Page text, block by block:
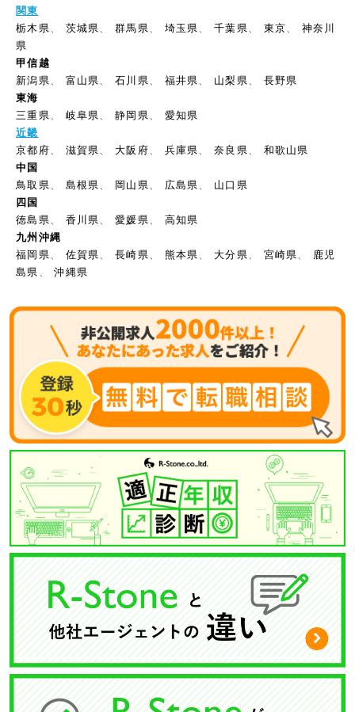
関東
栃木県
茨城県 、群馬県 埼玉県 、千葉県 東京
神奈川
県
甲信越
新潟県
富山県 、石川県 福井県 山梨県
長野県
東海
三重県
岐阜県 、静岡県
愛知県
近畿
京都府
滋賀県 大阪府 兵庫県 、奈良県
和歌山県
中国
鳥取県
島根県 岡山県 広島県
山口県
四国
徳島県
香川県 、愛媛県
高知県
九州沖縄
福岡県
佐賀県 、長崎県 熊本県 大分県 宮崎県
鹿児
島県
、沖縄県